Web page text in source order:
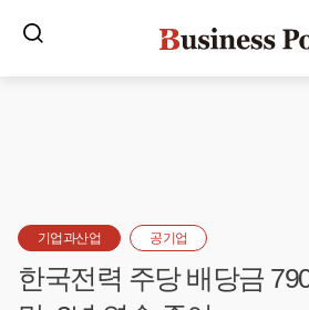
기업과산업 공기업
한국전력 주당 배당금